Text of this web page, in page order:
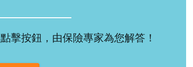
擊按鈕，由保險專家為您解答！